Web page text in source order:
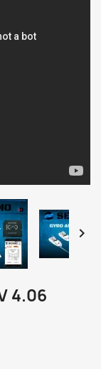

4.06